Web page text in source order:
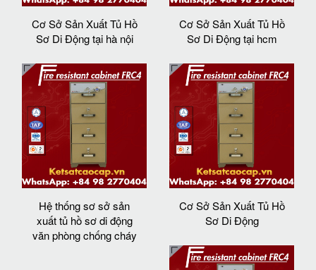
Cơ Sở Sản Xuất Tủ Hồ
Sơ Di Động tại hà nội
Cơ Sở Sản Xuất Tủ Hồ
Sơ Di Động tại hcm
Hệ thống sơ sở sản
xuất tủ hồ sơ di động
văn phòng chống cháy
Cơ Sở Sản Xuất Tủ Hồ
Sơ Di Động